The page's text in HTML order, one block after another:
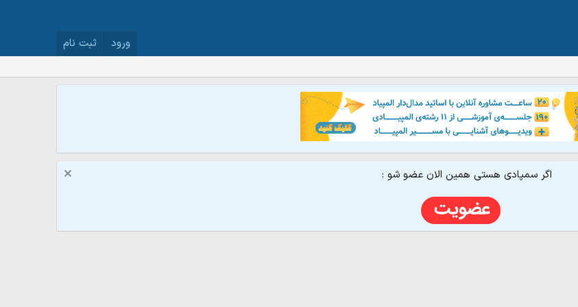
ورود ثبت نام
اگر سمپادی هستی همین الان عضو شو :